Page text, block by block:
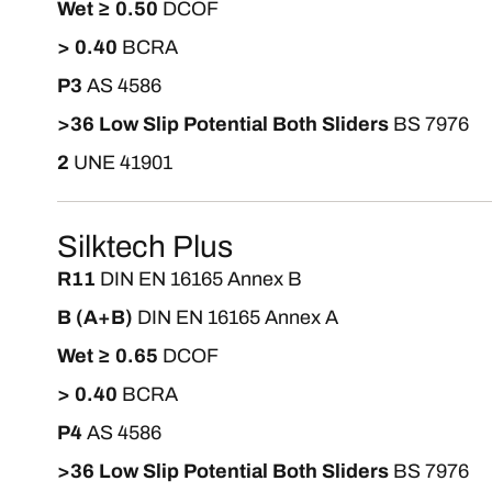
Wet ≥ 0.50 DCOF
> 0.40 BCRA
P3 AS 4586
>36 Low Slip Potential Both Sliders BS 7976
2 UNE 41901
Silktech Plus
R11 DIN EN 16165 Annex B
B (A+B) DIN EN 16165 Annex A
Wet ≥ 0.65 DCOF
> 0.40 BCRA
P4 AS 4586
>36 Low Slip Potential Both Sliders BS 7976